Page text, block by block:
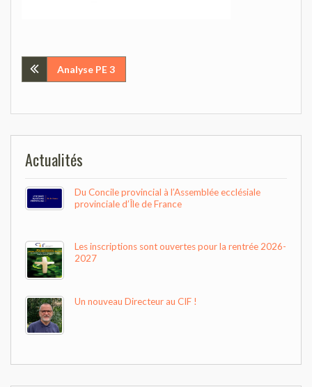
Navigation
l’article
Analyse PE 3
Actualités
Du Concile provincial à l’Assemblée ecclésiale
provinciale d’Île de France
Les inscriptions sont ouvertes pour la rentrée 2026-
2027
Un nouveau Directeur au CIF !